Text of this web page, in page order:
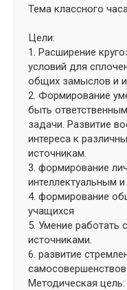
Тема классного
Цели:
1. Расширение
условий для
общих замыслов и
2. Формирование
быть
задачи. Развитие
интереса к
источникам.
3. формирование
интеллектуальным
4. формирование
учащихся
5. Умение
источниками.
6. развитие
Методическая цель: